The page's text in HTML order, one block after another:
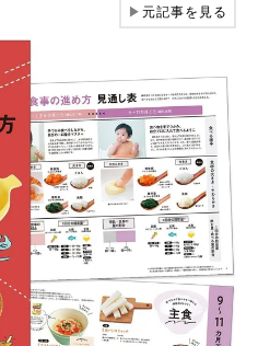
▶元記事を見る